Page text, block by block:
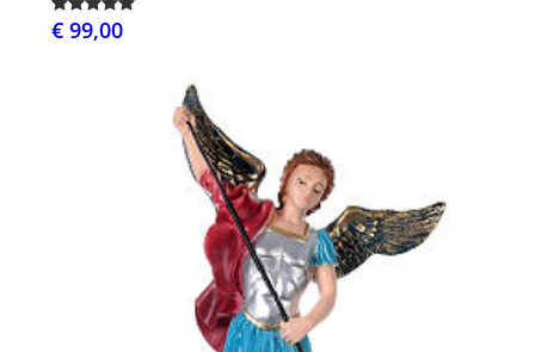
€ 99,00